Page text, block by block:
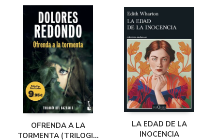
OFRENDA A LA
TORMENTA (TRILOGIA
LA EDAD DE LA
INOCENCIA